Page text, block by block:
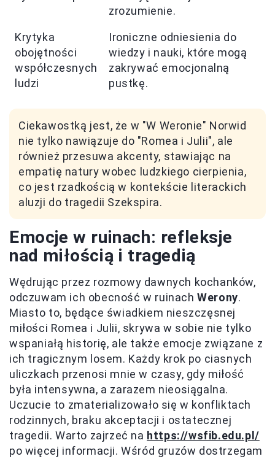
zrozumienie.
Krytyka
obojętności
współczesnych
ludzi
Ironiczne odniesienia do
wiedzy i nauki, które mogą
zakrywać emocjonalną
pustkę.
Ciekawostką jest, że w "W Weronie" Norwid
nie tylko nawiązuje do "Romea i Julii", ale
również przesuwa akcenty, stawiając na
empatię natury wobec ludzkiego cierpienia,
co jest rzadkością w kontekście literackich
aluzji do tragedii Szekspira.
Emocje w ruinach: refleksje
nad miłością i tragedią
Wędrując przez rozmowy dawnych kochanków,
odczuwam ich obecność w ruinachWerony.
Miasto to, będące świadkiem nieszczęsnej
miłości Romea i Julii, skrywa w sobie nie tylko
wspaniałą historię, ale także emocje związane z
ich tragicznym losem. Każdy krok po ciasnych
uliczkach przenosi mnie w czasy, gdy miłość
była intensywna, a zarazem nieosiągalna.
Uczucie to zmaterializowało się w konfliktach
rodzinnych, braku akceptacji i ostatecznej
tragedii. Warto zajrzeć na https://wsfib.edu.pl/
po więcej informacji. Wśród gruzów dostrzegam